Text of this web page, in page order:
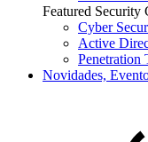
Featured Security
Cyber
Active
Penetration
Novidades,